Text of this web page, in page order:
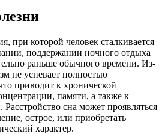
при которой человек сталкивается
поддержании ночного отдыха
раньше обычного времени. Из-
не успевает полностью
приводит к хронической
памяти, а также к
сна может проявляться
острое, или приобретать
характер.